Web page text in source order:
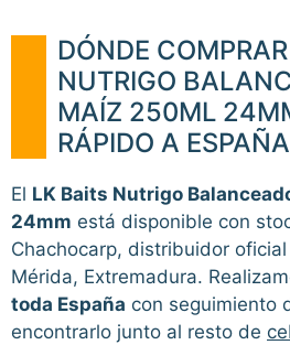
DÓNDE
NUTRIGO
MAÍZ 250ML
RÁPIDO A ESPAÑA
El LK Baits Nutrigo
24mm está disponible con
Chachocarp, distribuidor
Mérida, Extremadura.
toda España con seguimiento
encontrarlo junto al resto de